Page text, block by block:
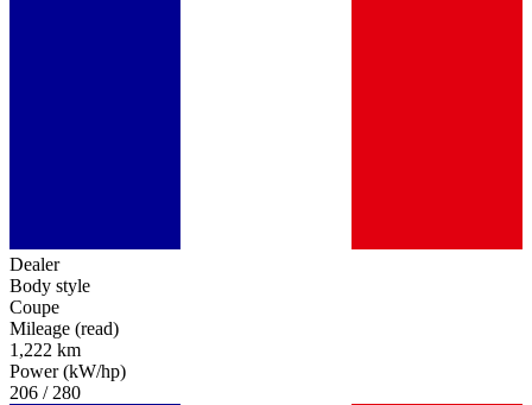
Dealer
Body style
Coupe
Mileage (read)
1,222 km
Power (kW/hp)
206 / 280